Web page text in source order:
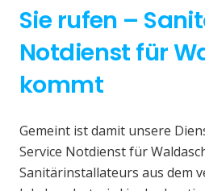
Sie rufen –
Notdienst für
kommt
Gemeint ist damit unsere
Service Notdienst für
Sanitärinstallateurs aus dem